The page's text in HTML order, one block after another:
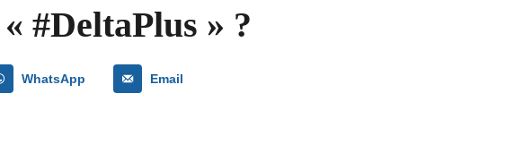
#DeltaPlus » ?
WhatsApp Email